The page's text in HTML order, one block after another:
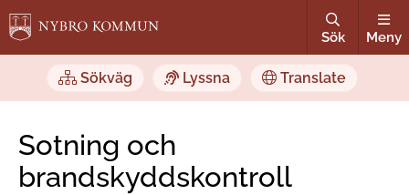
Sök Meny
Sökväg Lyssna Translate
Sotning och
brandskyddskontroll